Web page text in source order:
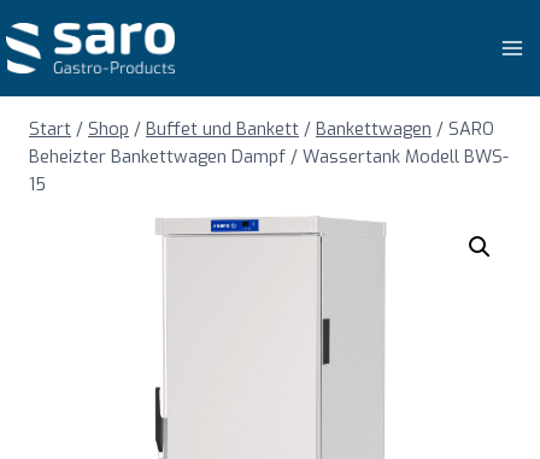
Inhalt
springen
Start / Shop / Buffet und Bankett / Bankettwagen / SARO
Beheizter Bankettwagen Dampf / Wassertank Modell BWS-
15